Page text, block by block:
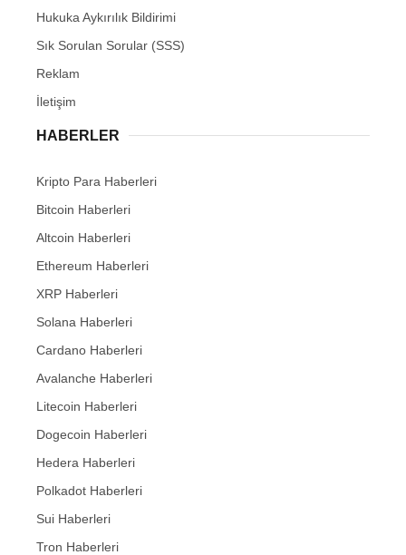
Hukuka Aykırılık Bildirimi
Sık Sorulan Sorular (SSS)
Reklam
İletişim
HABERLER
Kripto Para Haberleri
Bitcoin Haberleri
Altcoin Haberleri
Ethereum Haberleri
XRP Haberleri
Solana Haberleri
Cardano Haberleri
Avalanche Haberleri
Litecoin Haberleri
Dogecoin Haberleri
Hedera Haberleri
Polkadot Haberleri
Sui Haberleri
Tron Haberleri